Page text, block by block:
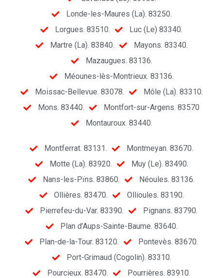
Londe-les-Maures (La). 83250.
Lorgues. 83510.
Luc (Le) 83340.
Martre (La). 83840.
Mayons. 83340.
Mazaugues. 83136.
Méounes-lès-Montrieux. 83136.
Moissac-Bellevue. 83078.
Môle (La). 83310.
Mons. 83440.
Montfort-sur-Argens. 83570
Montauroux. 83440.
Montferrat. 83131.
Montmeyan. 83670.
Motte (La). 83920.
Muy (Le). 83490.
Nans-les-Pïns. 83860.
Néoules. 83136.
Ollières. 83470.
Ollioules. 83190.
Pierrefeu-du-Var. 83390.
Pignans. 83790.
Plan d’Aups-Sainte-Baume. 83640.
Plan-de-la-Tour. 83120.
Pontevès. 83670.
Port-Grimaud (Cogolin). 83310.
Pourcieux. 83470.
Pourrières. 83910.